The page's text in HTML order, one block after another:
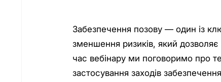
Забезпечення позову — один із
зменшення ризиків, який
час вебінару ми поговоримо про
застосування заходів